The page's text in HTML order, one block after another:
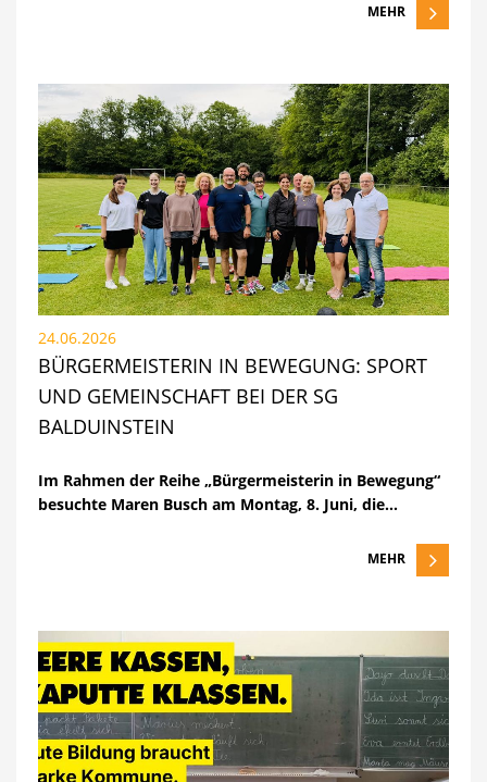
MEHR
24.06.2026
BÜRGERMEISTERIN IN BEWEGUNG: SPORT
UND GEMEINSCHAFT BEI DER SG
BALDUINSTEIN
Im Rahmen der Reihe „Bürgermeisterin in Bewegung“
besuchte Maren Busch am Montag, 8. Juni, die…
MEHR